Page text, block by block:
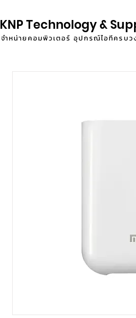
KNP Technology &
จำหน่ายคอมพิวเตอร์ อุปกรณ์ไอทีครบว